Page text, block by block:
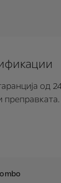
од
преправката.